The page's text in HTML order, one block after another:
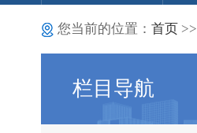
您当前的位置： 首页 >>
栏目导航